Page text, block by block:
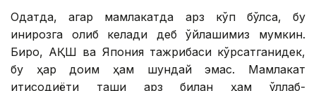
Одатда, агар мамлакатда қарз кўп бўлса, бу
инқирозга олиб келади деб ўйлашимиз мумкин.
Бироқ, АҚШ ва Япония тажрибаси кўрсатганидек,
бу ҳар доим ҳам шундай эмас. Мамлакат
иқтисодиёти ташқи қарз билан ҳам қўллаб-